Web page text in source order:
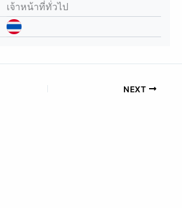
เจ้าหน้าที่ทั่วไป
NEXT